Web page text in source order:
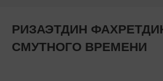
РИЗАЭТДИН
СМУТНОГО ВРЕМЕНИ